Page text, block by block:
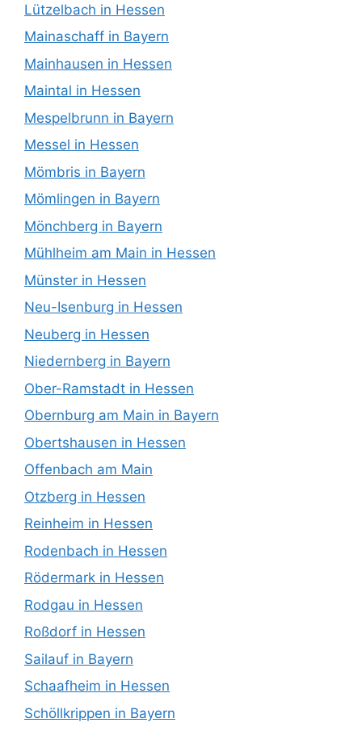
Lützelbach in Hessen
Mainaschaff in Bayern
Mainhausen in Hessen
Maintal in Hessen
Mespelbrunn in Bayern
Messel in Hessen
Mömbris in Bayern
Mömlingen in Bayern
Mönchberg in Bayern
Mühlheim am Main in Hessen
Münster in Hessen
Neu-Isenburg in Hessen
Neuberg in Hessen
Niedernberg in Bayern
Ober-Ramstadt in Hessen
Obernburg am Main in Bayern
Obertshausen in Hessen
Offenbach am Main
Otzberg in Hessen
Reinheim in Hessen
Rodenbach in Hessen
Rödermark in Hessen
Rodgau in Hessen
Roßdorf in Hessen
Sailauf in Bayern
Schaafheim in Hessen
Schöllkrippen in Bayern